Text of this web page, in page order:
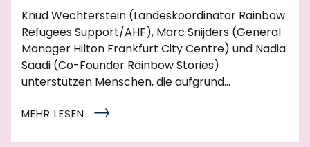
Knud Wechterstein (Landeskoordinator Rainbow
Refugees Support/AHF), Marc Snijders (General
Manager Hilton Frankfurt City Centre) und Nadia
Saadi (Co-Founder Rainbow Stories)
unterstützen Menschen, die aufgrund…
MEHR LESEN